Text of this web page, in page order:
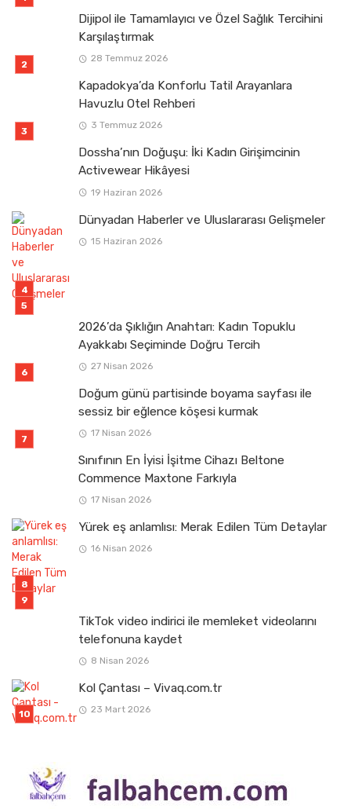
Dijipol ile Tamamlayıcı ve Özel Sağlık Tercihini
Karşılaştırmak
28 Temmuz 2026
Kapadokya’da Konforlu Tatil Arayanlara
Havuzlu Otel Rehberi
3 Temmuz 2026
Dossha’nın Doğuşu: İki Kadın Girişimcinin
Activewear Hikâyesi
19 Haziran 2026
Dünyadan Haberler ve Uluslararası Gelişmeler
15 Haziran 2026
2026’da Şıklığın Anahtarı: Kadın Topuklu
Ayakkabı Seçiminde Doğru Tercih
27 Nisan 2026
Doğum günü partisinde boyama sayfası ile
sessiz bir eğlence köşesi kurmak
17 Nisan 2026
Sınıfının En İyisi İşitme Cihazı Beltone
Commence Maxtone Farkıyla
17 Nisan 2026
Yürek eş anlamlısı: Merak Edilen Tüm Detaylar
16 Nisan 2026
TikTok video indirici ile memleket videolarını
telefonuna kaydet
8 Nisan 2026
Kol Çantası – Vivaq.com.tr
23 Mart 2026